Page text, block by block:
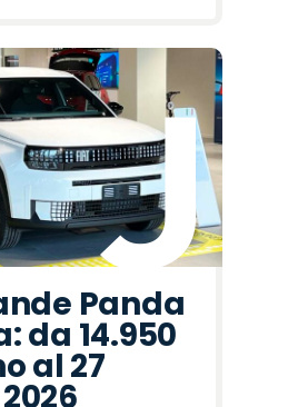
Panda
da 14.950
al 27